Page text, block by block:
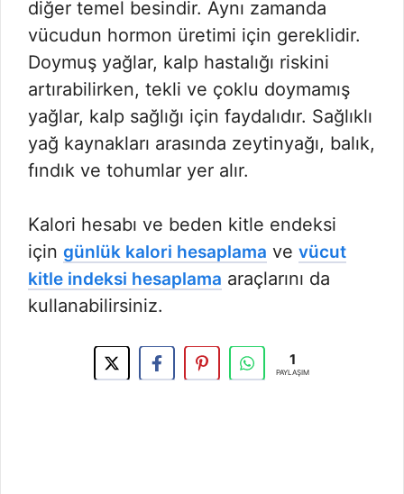
diğer temel besindir. Aynı zamanda
vücudun hormon üretimi için gereklidir.
Doymuş yağlar, kalp hastalığı riskini
artırabilirken, tekli ve çoklu doymamış
yağlar, kalp sağlığı için faydalıdır. Sağlıklı
yağ kaynakları arasında zeytinyağı, balık,
fındık ve tohumlar yer alır.
Kalori hesabı ve beden kitle endeksi
için günlük kalori hesaplama ve vücut
kitle indeksi hesaplama araçlarını da
kullanabilirsiniz.
1
PAYLAŞIM